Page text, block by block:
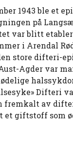
1943 ble et
på
var blitt
i Arendal
store difteri-
Agder var
Difteri
fremkalt av
et giftstoff som
på